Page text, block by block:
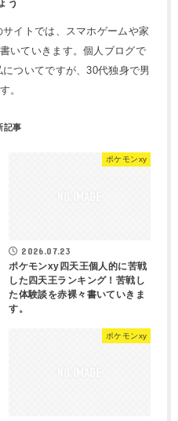
う
イトでは、スマホゲームや家
いていきます。個人ブログで
ついてですが、30代独身で男
。
ポケモンxy
2026.07.23
ポケモンxy四天王個人的に苦戦
した四天王ランキング！苦戦し
た体験談を赤裸々書いていきま
す。
ポケモンxy